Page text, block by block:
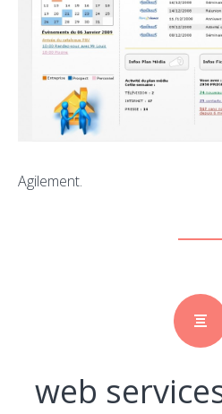
Agilement.
web